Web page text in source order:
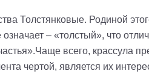
Толстянковые. Родиной
– «толстый», что
всего, крассула
чертой, является их